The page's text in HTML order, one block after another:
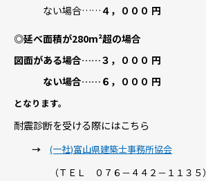
ない場合……４，０００ 円
◎延べ面積が280m²超の場合
図面がある場合……３，０００ 円
ない場合…… ６，０００ 円
となります。
耐震診断を受ける際にはこちら
→
(一社)富山県建築士事務所協会
（ＴＥＬ ０７６－４４２－１１３５）